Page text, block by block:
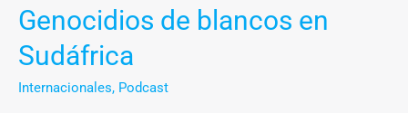
Genocidios de blancos en
Sudáfrica
Internacionales, Podcast
Genocidios
blancos
en